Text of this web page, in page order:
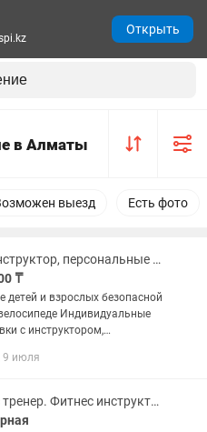
в Алматы
выезд Есть фото
Вело инструктор, персональные тренировки, обучение езде на велосипеде!
₸
детей и взрослых безопасной
Индивидуальные
с инструктором,
горным вело
9 июля
Фитнес тренер. Фитнес инструктор. Курсы.Йога. Стрейчинг. Пилатес
Открыть